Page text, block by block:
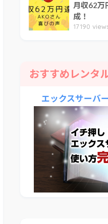
月収62万
成！
17190
おすすめレンタ
エックスサーバ